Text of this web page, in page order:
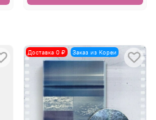
Доставка 0 ₽ Заказ из Кореи